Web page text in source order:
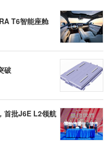
T6智能座舱
破
首批J6E L2领航